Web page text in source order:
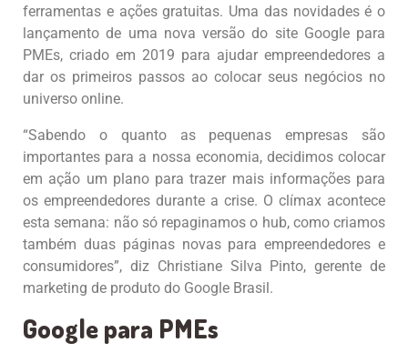
ferramentas e ações gratuitas. Uma das novidades é o
lançamento de uma nova versão do site Google para
PMEs, criado em 2019 para ajudar empreendedores a
dar os primeiros passos ao colocar seus negócios no
universo online.
“Sabendo o quanto as pequenas empresas são
importantes para a nossa economia, decidimos colocar
em ação um plano para trazer mais informações para
os empreendedores durante a crise. O clímax acontece
esta semana: não só repaginamos o hub, como criamos
também duas páginas novas para empreendedores e
consumidores”, diz Christiane Silva Pinto, gerente de
marketing de produto do Google Brasil.
Google para PMEs